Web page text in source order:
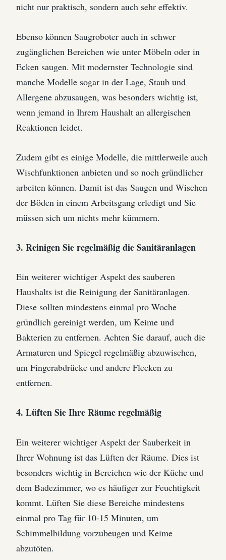
nicht nur praktisch, sondern auch sehr effektiv.
Ebenso können Saugroboter auch in schwer
zugänglichen Bereichen wie unter Möbeln oder in
Ecken saugen. Mit modernster Technologie sind
manche Modelle sogar in der Lage, Staub und
Allergene abzusaugen, was besonders wichtig ist,
wenn jemand in Ihrem Haushalt an allergischen
Reaktionen leidet.
Zudem gibt es einige Modelle, die mittlerweile auch
Wischfunktionen anbieten und so noch gründlicher
arbeiten können. Damit ist das Saugen und Wischen
der Böden in einem Arbeitsgang erledigt und Sie
müssen sich um nichts mehr kümmern.
3. Reinigen Sie regelmäßig die Sanitäranlagen
Ein weiterer wichtiger Aspekt des sauberen
Haushalts ist die Reinigung der Sanitäranlagen.
Diese sollten mindestens einmal pro Woche
gründlich gereinigt werden, um Keime und
Bakterien zu entfernen. Achten Sie darauf, auch die
Armaturen und Spiegel regelmäßig abzuwischen,
um Fingerabdrücke und andere Flecken zu
entfernen.
4. Lüften Sie Ihre Räume regelmäßig
Ein weiterer wichtiger Aspekt der Sauberkeit in
Ihrer Wohnung ist das Lüften der Räume. Dies ist
besonders wichtig in Bereichen wie der Küche und
dem Badezimmer, wo es häufiger zur Feuchtigkeit
kommt. Lüften Sie diese Bereiche mindestens
einmal pro Tag für 10-15 Minuten, um
Schimmelbildung vorzubeugen und Keime
abzutöten.